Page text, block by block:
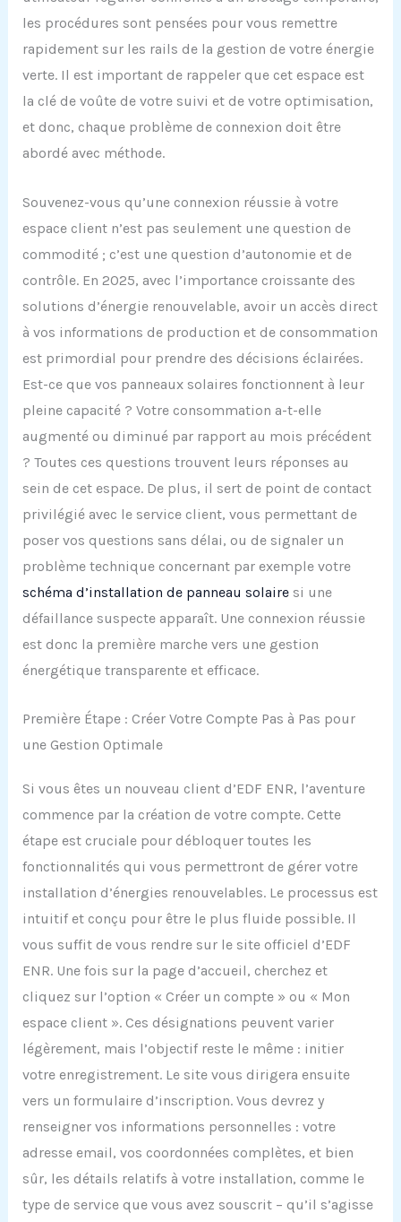
les procédures sont pensées pour vous remettre
rapidement sur les rails de la gestion de votre énergie
verte. Il est important de rappeler que cet espace est
la clé de voûte de votre suivi et de votre optimisation,
et donc, chaque problème de connexion doit être
abordé avec méthode.
Souvenez-vous qu’une connexion réussie à votre
espace client n’est pas seulement une question de
commodité ; c’est une question d’autonomie et de
contrôle. En 2025, avec l’importance croissante des
solutions d’énergie renouvelable, avoir un accès direct
à vos informations de production et de consommation
est primordial pour prendre des décisions éclairées.
Est-ce que vos panneaux solaires fonctionnent à leur
pleine capacité ? Votre consommation a-t-elle
augmenté ou diminué par rapport au mois précédent
? Toutes ces questions trouvent leurs réponses au
sein de cet espace. De plus, il sert de point de contact
privilégié avec le service client, vous permettant de
poser vos questions sans délai, ou de signaler un
problème technique concernant par exemple votre
schéma d’installation de panneau solairesi une
défaillance suspecte apparaît. Une connexion réussie
est donc la première marche vers une gestion
énergétique transparente et efficace.
Première Étape : Créer Votre Compte Pas à Pas pour
une Gestion Optimale
Si vous êtes un nouveau client d’EDF ENR, l’aventure
commence par la création de votre compte. Cette
étape est cruciale pour débloquer toutes les
fonctionnalités qui vous permettront de gérer votre
installation d’énergies renouvelables. Le processus est
intuitif et conçu pour être le plus fluide possible. Il
vous suffit de vous rendre sur le site officiel d’EDF
ENR. Une fois sur la page d’accueil, cherchez et
cliquez sur l’option « Créer un compte » ou « Mon
espace client ». Ces désignations peuvent varier
légèrement, mais l’objectif reste le même : initier
votre enregistrement. Le site vous dirigera ensuite
vers un formulaire d’inscription. Vous devrez y
renseigner vos informations personnelles : votre
adresse email, vos coordonnées complètes, et bien
sûr, les détails relatifs à votre installation, comme le
type de service que vous avez souscrit – qu’il s’agisse